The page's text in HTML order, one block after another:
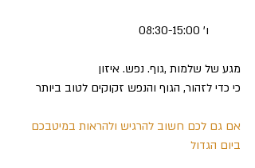
מגע של שלמות ,גוף. נפש. איזון
כי כדי לזהור, הגוף והנפש זקוקים לטוב ביותר
אם גם לכם חשוב להרגיש ולהראות במיטבכם
ביום הגדול